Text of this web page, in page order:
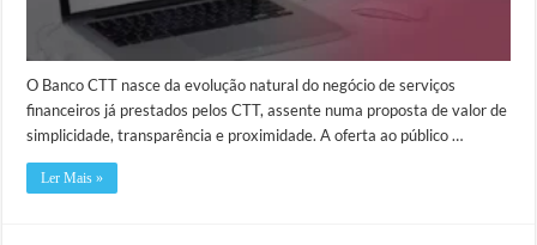
O Banco CTT nasce da evolução natural do negócio de serviços
financeiros já prestados pelos CTT, assente numa proposta de valor de
simplicidade, transparência e proximidade. A oferta ao público …
Ler Mais »